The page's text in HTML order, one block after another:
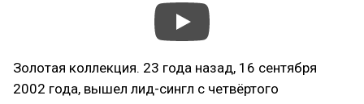
Золотая коллекция. 23 года назад, 16 сентября
2002 года, вышел лид-сингл с четвёртого